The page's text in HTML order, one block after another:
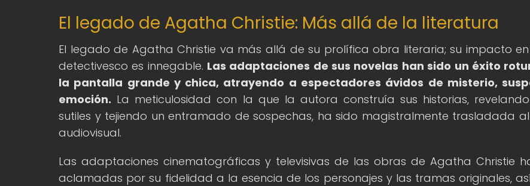
El legado de Agatha Christie: Más allá de la literatura
El legado de Agatha Christie va más allá de su prolífica obra literaria; su impacto
detectivesco es innegable. Las adaptaciones de sus novelas han sido un éxito
la pantalla grande y chica, atrayendo a espectadores ávidos de misterio,
emoción. La meticulosidad con la que la autora construía sus historias,
sutiles y tejiendo un entramado de sospechas, ha sido magistralmente trasladada
audiovisual.
Las adaptaciones cinematográficas y televisivas de las obras de Agatha Christie
aclamadas por su fidelidad a la esencia de los personajes y las tramas originales,